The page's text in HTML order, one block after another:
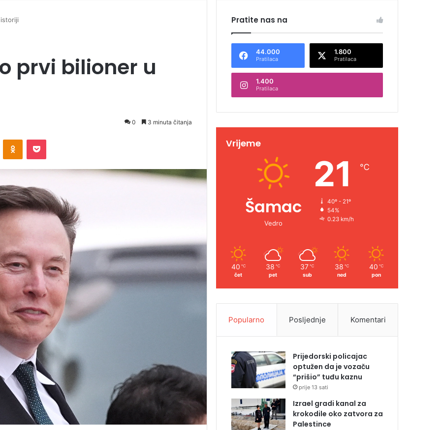
prvi bilioner u
0 3 minuta čitanja
Pratite nas na
44.000
Pratilaca
1.800
Pratilaca
1.400
Pratilaca
Vrijeme
Šamac
Vedro
21 ℃
40º - 21º
54%
0.23 km/h
40 ℃
čet
38 ℃
pet
37 ℃
sub
38 ℃
ned
40 ℃
pon
Popularno Posljednje Komentari
Prijedorski policajac
optužen da je vozaču
“prišio” tuđu kaznu
prije 13 sati
Izrael gradi kanal za
krokodile oko zatvora za
Palestince